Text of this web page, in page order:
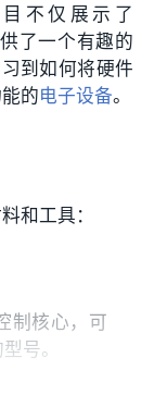
目不仅展示了
了一个有趣的
到如何将硬件
的电子设备。
和工具：
制核心，可
号。